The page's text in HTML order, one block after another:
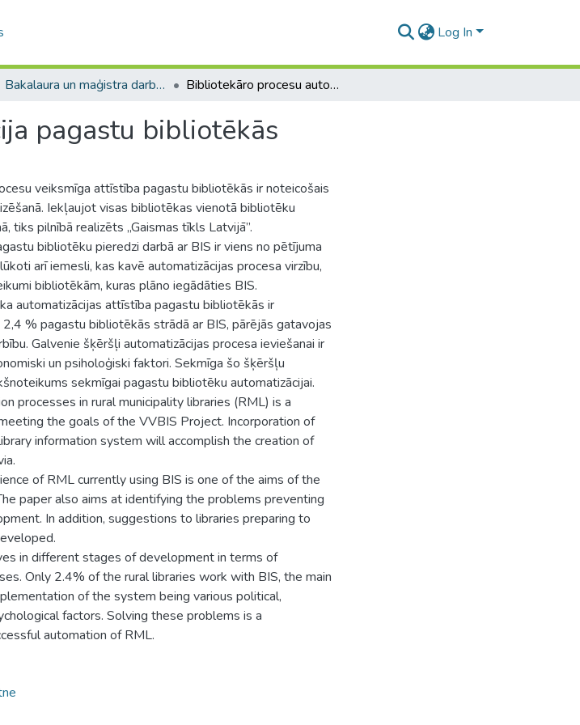
Log In
Bakalaura un maģistra darbi (SZF) / Bachelor's and Master's theses Bibliotekāro procesu automatizācija pagastu bibliotēkās
pagastu bibliotēkās
veiksmīga attīstība pagastu bibliotēkās ir noteicošais
Iekļaujot visas bibliotēkas vienotā bibliotēku
tiks pilnībā realizēts „Gaismas tīkls Latvijā”.
bibliotēku pieredzi darbā ar BIS ir viens no pētījuma
arī iemesli, kas kavē automatizācijas procesa virzību,
bibliotēkām, kuras plāno iegādāties BIS.
automatizācijas attīstība pagastu bibliotēkās ir
2,4 % pagastu bibliotēkās strādā ar BIS, pārējās gatavojas
Galvenie šķēršļi automatizācijas procesa ieviešanai ir
un psiholoģiski faktori. Sekmīga šo šķēršļu
sekmīgai pagastu bibliotēku automatizācijai.
processes in rural municipality libraries (RML) is a
the goals of the VVBIS Project. Incorporation of
information system will accomplish the creation of
of RML currently using BIS is one of the aims of the
paper also aims at identifying the problems preventing
In addition, suggestions to libraries preparing to
in different stages of development in terms of
Only 2.4% of the rural libraries work with BIS, the main
of the system being various political,
factors. Solving these problems is a
automation of RML.